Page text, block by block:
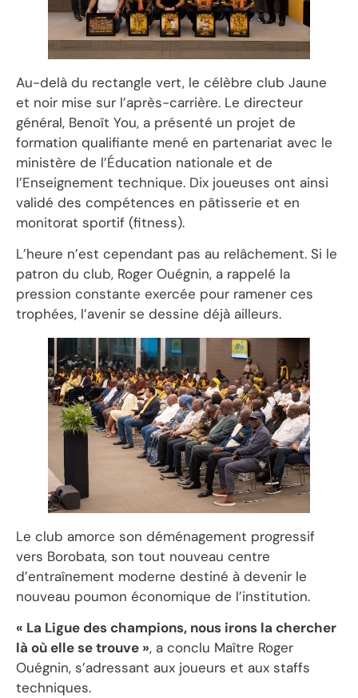
Au-delà du rectangle vert, le célèbre club Jaune
et noir mise sur l’après-carrière. Le directeur
général, Benoît You, a présenté un projet de
formation qualifiante mené en partenariat avec le
ministère de l’Éducation nationale et de
l’Enseignement technique. Dix joueuses ont ainsi
validé des compétences en pâtisserie et en
monitorat sportif (fitness).
L’heure n’est cependant pas au relâchement. Si le
patron du club, Roger Ouégnin, a rappelé la
pression constante exercée pour ramener ces
trophées, l’avenir se dessine déjà ailleurs.
Le club amorce son déménagement progressif
vers Borobata, son tout nouveau centre
d’entraînement moderne destiné à devenir le
nouveau poumon économique de l’institution.
« La Ligue des champions, nous irons la chercher
là où elle se trouve », a conclu Maître Roger
Ouégnin, s’adressant aux joueurs et aux staffs
techniques.